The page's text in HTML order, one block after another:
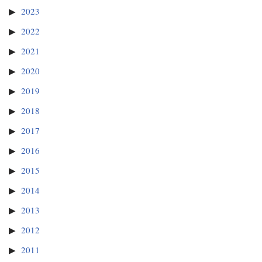
2023
2022
2021
2020
2019
2018
2017
2016
2015
2014
2013
2012
2011